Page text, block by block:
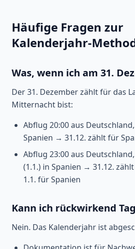
Häufige Fragen zur
Kalenderjahr-
Was, wenn ich am 31.
Der 31. Dezember zählt für das
Mitternacht bist:
Abflug 20:00 aus
Spanien → 31.12. zählt für
Abflug 23:00 aus
(1.1.) in Spanien → 31.12.
1.1. für Spanien
Kann ich rückwirkend
Nein. Das Kalenderjahr ist